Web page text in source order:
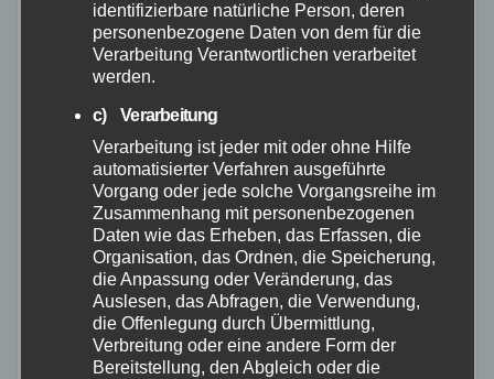
FEUERWEHR MAYEN-KOBLENZ POLIZEI RETTUNGSDIENST
Krankenfahrstuhl in Rhens gestohlen
und angezündet
identifizierbare natürliche Person, deren
personenbezogene Daten von dem für die
Verarbeitung Verantwortlichen verarbeitet
werden.
c) Verarbeitung
Verarbeitung ist jeder mit oder ohne Hilfe
automatisierter Verfahren ausgeführte
Vorgang oder jede solche Vorgangsreihe im
Zusammenhang mit personenbezogenen
Daten wie das Erheben, das Erfassen, die
Organisation, das Ordnen, die Speicherung,
die Anpassung oder Veränderung, das
Auslesen, das Abfragen, die Verwendung,
die Offenlegung durch Übermittlung,
Verbreitung oder eine andere Form der
Bereitstellung, den Abgleich oder die